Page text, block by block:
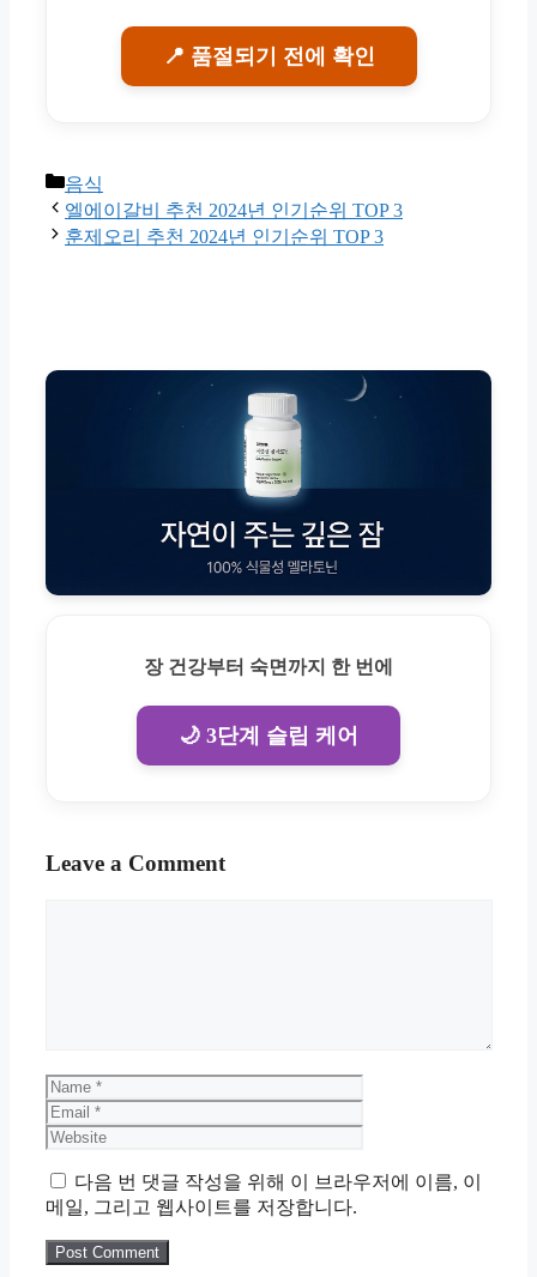
📍 품절되기 전에 확인
Categories
음식
엘에이갈비 추천 2024년 인기순위 TOP 3
훈제오리 추천 2024년 인기순위 TOP 3
장 건강부터 숙면까지 한 번에
🌙 3단계 슬립 케어
Leave a Comment
Name
다음 번 댓글 작성을 위해 이 브라우저에 이름, 이
메일, 그리고 웹사이트를 저장합니다.